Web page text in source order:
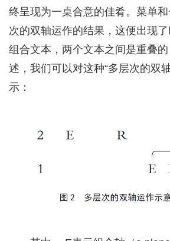
终呈现为一桌合意的佳肴。菜单
次的双轴运作的结果，这便出现
组合文本，两个文本之间是重叠
述，我们可以对这种“多层次的双
示：